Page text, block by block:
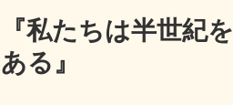
『私たちは半世紀を
ある』